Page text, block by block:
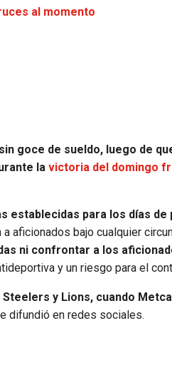
al momento
goce de sueldo, luego de
la victoria del domingo
establecidas para los días de
aficionados bajo cualquier
ni confrontar a los
y un riesgo para el
y Lions, cuando
difundió en redes sociales.